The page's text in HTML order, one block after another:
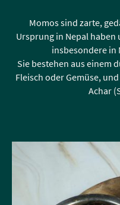
Momos sind zarte,
Ursprung in Nepal haben
insbesondere in
Sie bestehen aus einem
Fleisch oder Gemüse,
Achar